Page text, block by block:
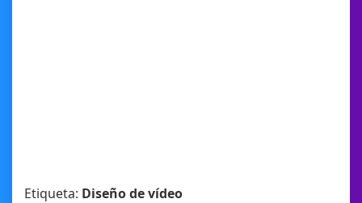
Etiqueta: Diseño de vídeo